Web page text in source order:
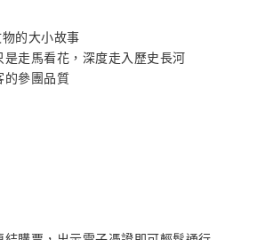
的大小故事
走馬看花，深度走入歷史長河
的參團品質